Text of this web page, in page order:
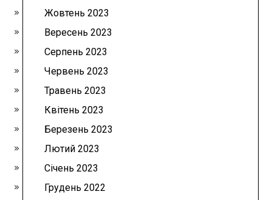
Жовтень 2023
Вересень 2023
Серпень 2023
Червень 2023
Травень 2023
Квітень 2023
Березень 2023
Лютий 2023
Січень 2023
Грудень 2022